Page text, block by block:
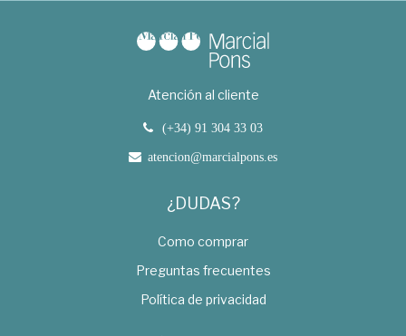
Atención al cliente
(+34) 91 304 33 03
atencion@marcialpons.es
¿DUDAS?
Como comprar
Preguntas frecuentes
Política de privacidad